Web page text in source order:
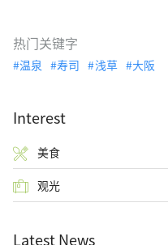
热门关键字
温泉 寿司 浅草 大阪
Interest
美食
观光
Latest News